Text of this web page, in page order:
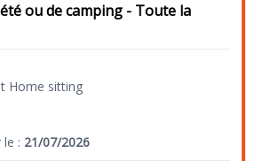
ou de camping - Toute la
Home sitting
: 21/07/2026